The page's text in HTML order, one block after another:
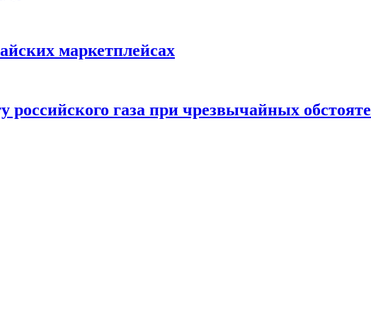
маркетплейсах
газа при чрезвычайных